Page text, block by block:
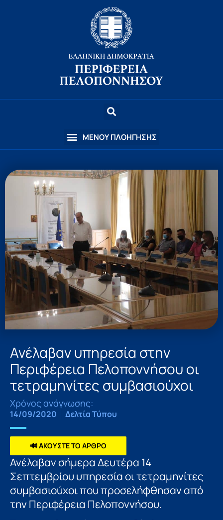
Ανέλαβαν υπηρεσία στην
Περιφέρεια Πελοποννήσου οι
τετραμηνίτες συμβασιούχοι
Χρόνος ανάγνωσης:
14/09/2020 Δελτία Τύπου
🔊 ΑΚΟΥΣΤΕ ΤΟ ΑΡΘΡΟ
Ανέλαβαν σήμερα Δευτέρα 14
Σεπτεμβρίου υπηρεσία οι τετραμηνίτες
συμβασιούχοι που προσελήφθησαν από
την Περιφέρεια Πελοποννήσου.